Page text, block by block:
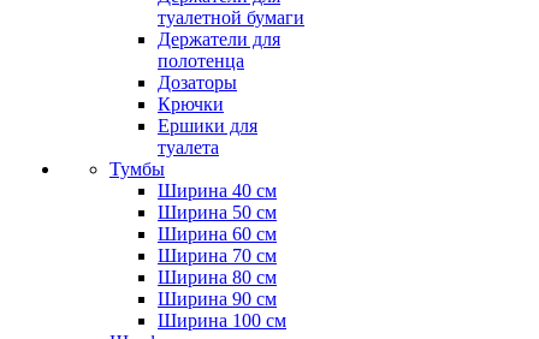
туалетной бумаги
Держатели для
полотенца
Дозаторы
Крючки
Ершики для
туалета
Тумбы
Ширина 40 см
Ширина 50 см
Ширина 60 см
Ширина 70 см
Ширина 80 см
Ширина 90 см
Ширина 100 см